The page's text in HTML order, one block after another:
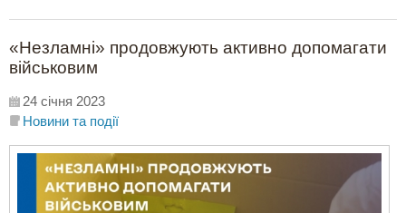
«Незламні» продовжують активно допомагати
військовим
24 січня 2023
Новини та події